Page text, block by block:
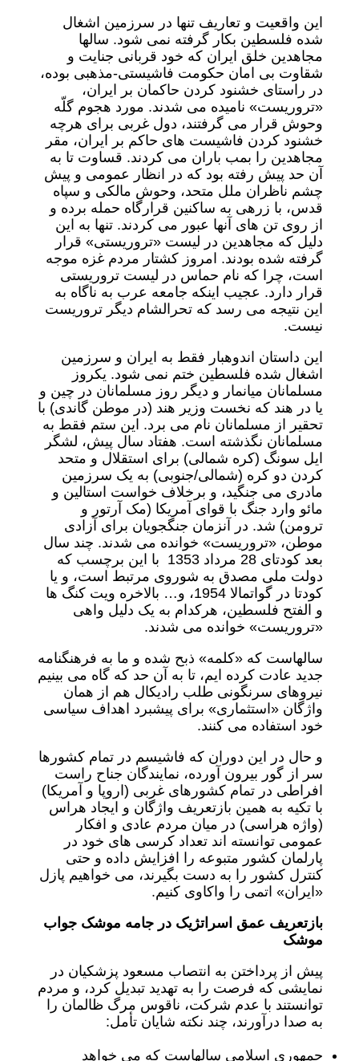
این واقعیت و تعاریف تنها در سرزمین اشغال
شده فلسطین بکار گرفته نمی شود. سالها
مجاهدین خلق ایران که خود قربانی جنایت و
شقاوت بی امان حکومت فاشیستی-مذهبی بوده،
در راستای خشنود کردن حاکمان بر ایران،
«تروریست» نامیده می شدند. مورد هجوم گلّه
وحوش قرار می گرفتند، دول غربی برای هرچه
خشنود کردن فاشیست های حاکم بر ایران، مقر
مجاهدین را بمب باران می کردند. قساوت تا به
آن حد پیش رفته بود که در انظار عمومی و پیش
چشم ناظران ملل متحد، وحوش مالکی و سپاه
قدس، با زرهی به ساکنین قرارگاه حمله برده و
از روی تن های آنها عبور می کردند. تنها به این
دلیل که مجاهدین در لیست «تروریستی» قرار
گرفته شده بودند. امروز کشتار مردم غزه موجه
است، چرا که نام حماس در لیست تروریستی
قرار دارد. عجیب اینکه جامعه عرب به ناگاه به
این نتیجه می رسد که تحرالشام دیگر تروریست
نیست.
این داستان اندوهبار فقط به ایران و سرزمین
اشغال شده فلسطین ختم نمی شود. یکروز
مسلمانان میانمار و دیگر روز مسلمانان در چین و
یا در هند که نخست وزیر هند (در موطن گاندی) با
تحقیر از مسلمانان نام می برد. این ستم فقط به
مسلمانان نگذشته است. هفتاد سال پیش، لشگر
ایل سونگ (کره شمالی) برای استقلال و متحد
کردن دو کره (شمالی/جنوبی) به یک سرزمین
مادری می جنگید، و برخلاف خواست استالین و
مائو وارد جنگ با قوای آمریکا (مک آرتور و
ترومن) شد. در آنزمان جنگجویان برای آزادی
موطن، «تروریست» خوانده می شدند. چند سال
بعد کودتای 28 مرداد 1353 با این برچسب که
دولت ملی مصدق به شوروی مرتبط است، و یا
کودتا در گواتمالا 1954، و… بالاخره ویت کنگ ها
و الفتح فلسطین، هرکدام به یک دلیل واهی
«تروریست» خوانده می شدند.
سالهاست که «کلمه» ذبح شده و ما به فرهنگنامه
جدید عادت کرده ایم، تا به آن حد که گاه می بینیم
نیروهای سرنگونی طلب رادیکال هم از همان
واژگان «استثماری» برای پیشبرد اهداف سیاسی
خود استفاده می کنند.
و حال در این دوران که فاشیسم در تمام کشورها
سر از گور بیرون آورده، نمایندگان جناح راست
افراطی در تمام کشورهای غربی (اروپا و آمریکا)
با تکیه به همین بازتعریف واژگان و ایجاد هراس
(واژه هراسی) در میان مردم عادی و افکار
عمومی توانسته اند تعداد کرسی های خود در
پارلمان کشور متبوعه را افزایش داده و حتی
کنترل کشور را به دست بگیرند، می خواهیم پازل
«ایران» اتمی را واکاوی کنیم.
بازتعریف عمق اسراتژیک در جامه موشک جواب
موشک
پیش از پرداختن به انتصاب مسعود پزشکیان در
نمایشی که فرصت را به تهدید تبدیل کرد، و مردم
توانستند با عدم شرکت، ناقوس مرگ ظالمان را
به صدا درآورند، چند نکته شایان تأمل:
جمهوری اسلامی سالهاست که می خواهد